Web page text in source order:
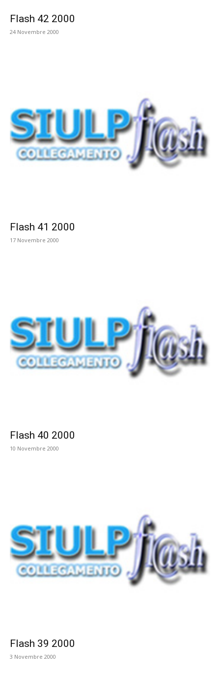
Flash 42 2000
24 Novembre 2000
Flash 41 2000
17 Novembre 2000
Flash 40 2000
10 Novembre 2000
Flash 39 2000
3 Novembre 2000